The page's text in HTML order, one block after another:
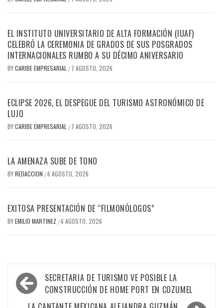
EL INSTITUTO UNIVERSITARIO DE ALTA FORMACIÓN (IUAF)
CELEBRÓ LA CEREMONIA DE GRADOS DE SUS POSGRADOS
INTERNACIONALES RUMBO A SU DÉCIMO ANIVERSARIO
BYCARIBE EMPRESARIAL / 7 AGOSTO, 2026
ECLIPSE 2026, EL DESPEGUE DEL TURISMO ASTRONÓMICO DE
LUJO
BYCARIBE EMPRESARIAL / 7 AGOSTO, 2026
LA AMENAZA SUBE DE TONO
BYREDACCION /6 AGOSTO, 2026
EXITOSA PRESENTACIÓN DE “FILMONÓLOGOS”
BYEMILIO MARTINEZ /6 AGOSTO, 2026
Navegación
de
SECRETARIA DE TURISMO VE POSIBLE LA
CONSTRUCCIÓN DE HOME PORT EN COZUMEL